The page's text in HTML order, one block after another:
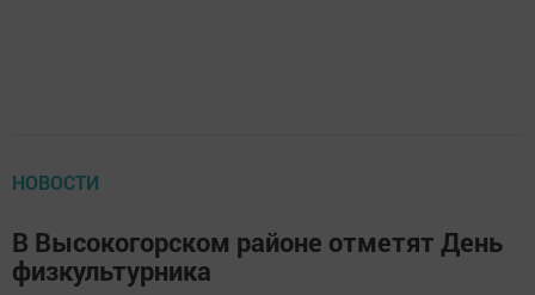
НОВОСТИ
В Высокогорском районе отметят День
физкультурника